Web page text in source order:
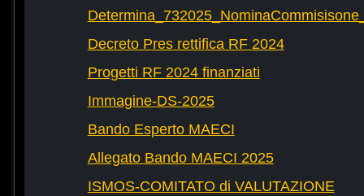
Decreto Pres rettifica RF 2024
Progetti RF 2024 finanziati
Immagine-DS-2025
Bando Esperto MAECI
Allegato Bando MAECI 2025
ISMOS-COMITATO di VALUTAZIONE